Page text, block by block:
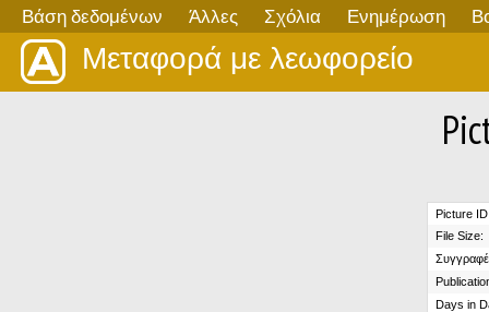
Βάση δεδομένων Άλλες Σχόλια Ενημέρωση
Μεταφορά με λεωφορείο
Picture
File Size:
Days in